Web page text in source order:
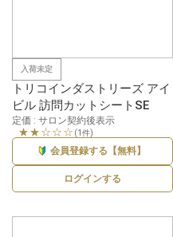
入荷未定
トリコインダストリーズ アイ
ビル 訪問カットシートSE
定価 : サロン契約後表示
★★☆☆☆ (1件)
会員登録する【無料】
ログインする